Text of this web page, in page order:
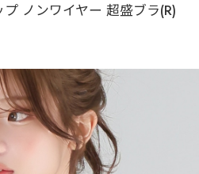
ノンワイヤー 超盛ブラ(R)